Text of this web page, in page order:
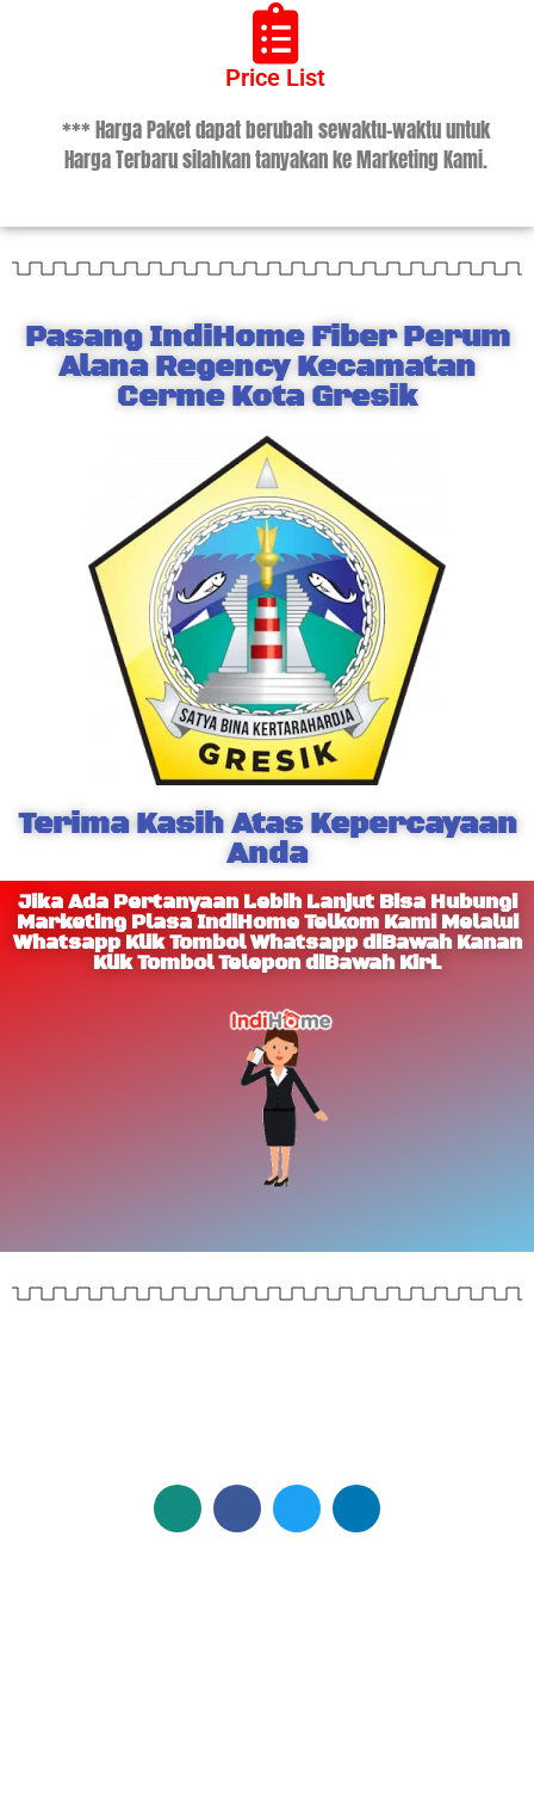
Price List
*** Harga Paket dapat berubah sewaktu-waktu untuk
Harga Terbaru silahkan tanyakan ke Marketing Kami.
Pasang IndiHome Fiber Perum
Alana Regency Kecamatan
Cerme Kota Gresik
Terima Kasih Atas Kepercayaan
Anda
Jika Ada Pertanyaan Lebih Lanjut Bisa Hubungi
Marketing Plasa IndiHome Telkom Kami Melalui
Whatsapp Klik Tombol Whatsapp diBawah Kanan
Klik Tombol Telepon diBawah Kiri.